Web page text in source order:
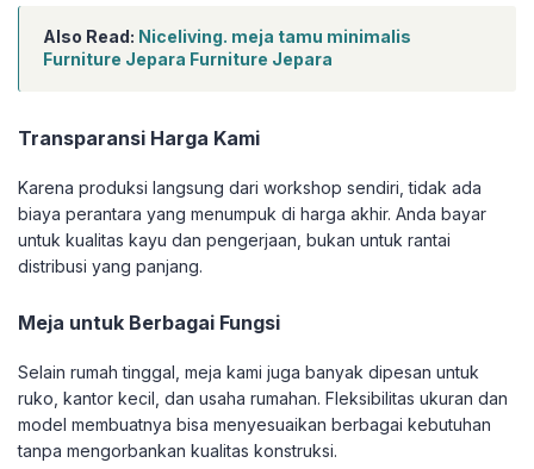
Also Read: Niceliving. meja tamu minimalis
Furniture Jepara Furniture Jepara
Transparansi Harga Kami
Karena produksi langsung dari workshop sendiri, tidak ada
biaya perantara yang menumpuk di harga akhir. Anda bayar
untuk kualitas kayu dan pengerjaan, bukan untuk rantai
distribusi yang panjang.
Meja untuk Berbagai Fungsi
Selain rumah tinggal, meja kami juga banyak dipesan untuk
ruko, kantor kecil, dan usaha rumahan. Fleksibilitas ukuran dan
model membuatnya bisa menyesuaikan berbagai kebutuhan
tanpa mengorbankan kualitas konstruksi.